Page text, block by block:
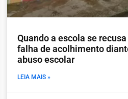
Quando a escola se recusa
falha de acolhimento
abuso escolar
LEIA MAIS »